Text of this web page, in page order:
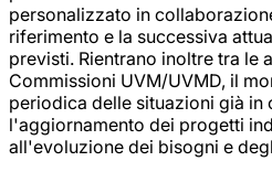
personalizzato in
riferimento e la successiva
previsti. Rientrano inoltre tra le
Commissioni UVM/UVMD, il
periodica delle situazioni già in
l'aggiornamento dei progetti
all'evoluzione dei bisogni e